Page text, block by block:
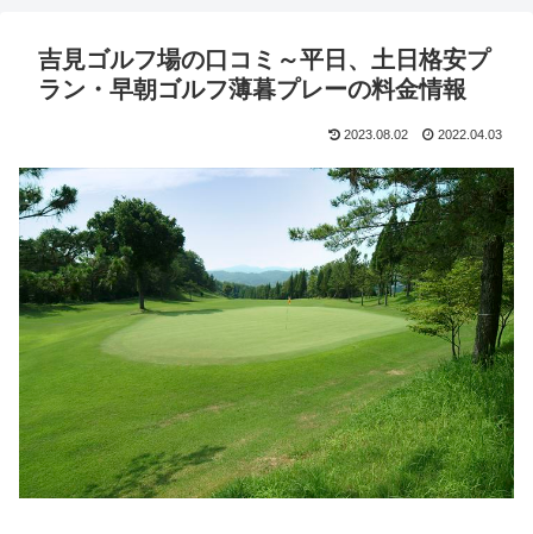
吉見ゴルフ場の口コミ～平日、土日格安プ
ラン・早朝ゴルフ薄暮プレーの料金情報
2023.08.02 2022.04.03